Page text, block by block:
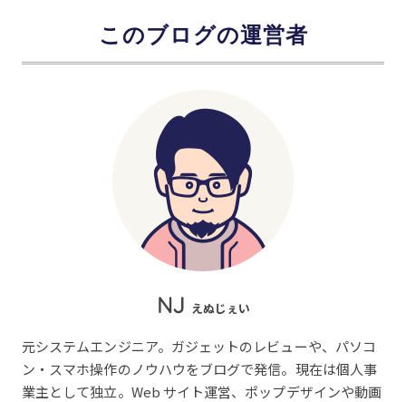
このブログの運営者
NJ えぬじぇい
元システムエンジニア。ガジェットのレビューや、パソコ
ン・スマホ操作のノウハウをブログで発信。現在は個人事
業主として独立。Web サイト運営、ポップデザインや動画